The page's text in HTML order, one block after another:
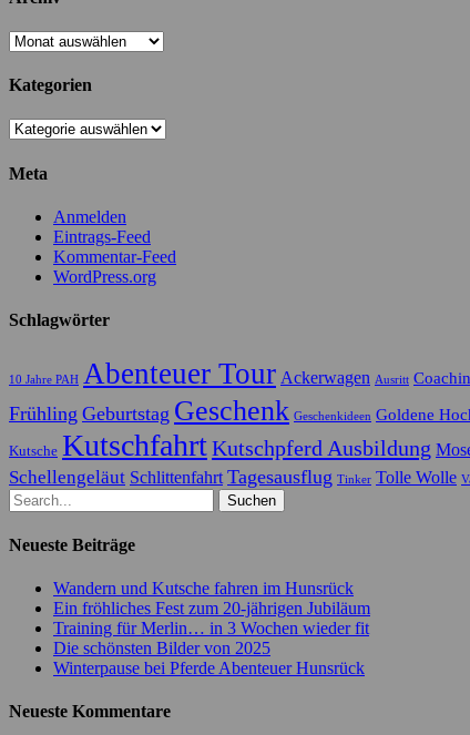
Archiv
Kategorien
Kategorien
Meta
Anmelden
Eintrags-Feed
Kommentar-Feed
WordPress.org
Schlagwörter
10 Jahre PAH Abenteuer Tour Ackerwagen Ausritt
Frühling Geburtstag Geschenk Geschenkideen Goldene
Kutsche KutschfahrtKutschpferd Ausbildung
Schellengeläut Schlittenfahrt Tagesausflug Tinker Tolle Wolle
Suchen
nach:
Neueste Beiträge
Wandern und Kutsche fahren im Hunsrück
Ein fröhliches Fest zum 20-jährigen Jubiläum
Training für Merlin… in 3 Wochen wieder fit
Die schönsten Bilder von 2025
Winterpause bei Pferde Abenteuer Hunsrück
Neueste Kommentare